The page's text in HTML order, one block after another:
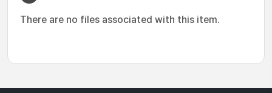
There are no files associated with this item.